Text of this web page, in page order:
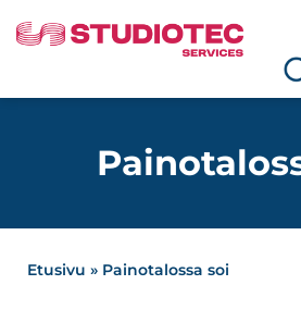
Etusivu » Painotalossa soi